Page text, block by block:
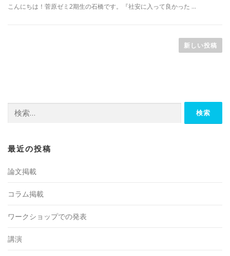
こんにちは！菅原ゼミ2期生の石橋です。『社安に入って良かった …
シ
新しい投稿
索:
最近の投稿
論文掲載
コラム掲載
ワークショップでの発表
講演